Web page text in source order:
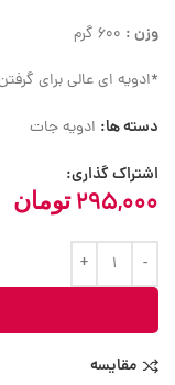
وزن :
*ادویه ای عالی برای
دسته ها: ادویه جات
اشتراک گذاری:
295,000 تومان
مقایسه